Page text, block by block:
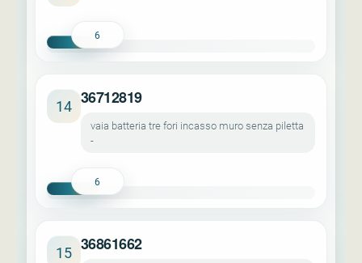
6
14 36712819
vaia batteria tre fori incasso muro senza piletta
-
6
15 36861662